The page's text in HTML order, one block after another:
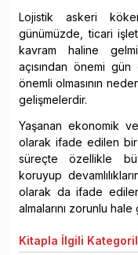
Lojistik askeri
günümüzde, ticari
kavram haline
açısından önemi
önemli olmasının
gelişmelerdir.
Yaşanan ekonomik
olarak ifade edilen bir
süreçte özellikle
koruyup
olarak da ifade
almalarını zorunlu hale
Kitapla İlgili